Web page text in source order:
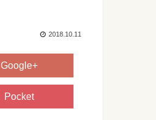
2018.10.11
Google+
Pocket